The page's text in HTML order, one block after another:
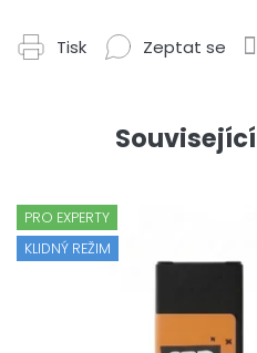
Tisk Zeptat se
PRO EXPERTY
KLIDNÝ REŽIM